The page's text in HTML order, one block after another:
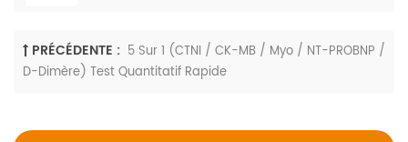
PRÉCÉDENTE : 5 Sur 1 (CTNI / CK-MB / Myo / NT-PROBNP /
D-Dimère) Test Quantitatif Rapide